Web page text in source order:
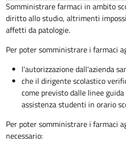
Somministrare farmaci in ambito
diritto allo studio, altrimenti
affetti da patologie.
Per poter somministrare i farmaci
l'autorizzazione dall'azienda
che il dirigente scolastico
come previsto dalle linee
assistenza studenti in orario
Per poter somministrare i farmaci
necessario: